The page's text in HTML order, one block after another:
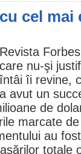
cel mai
Revista
care nu-şi
întâi îi revine,
a avut un
de
marcate de
au
totale